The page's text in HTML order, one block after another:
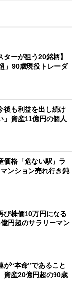
ターが狙う20銘柄】
」90歳現役トレーダ
後も利益を出し続け
」資産11億円の個人
価格「危ない駅」ラ
ンション売れ行き鈍
び株価10万円になる
円超のサラリーマン
が“本命”であること
資産20億円超の90歳